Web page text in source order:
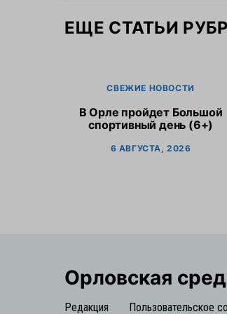
ЕЩЕ СТАТЬИ
СВЕЖИЕ НОВОСТИ
В Орле пройдет Большой
спортивный день (6+)
6 АВГУСТА, 2026
Орловская
Редакция Пользовательское